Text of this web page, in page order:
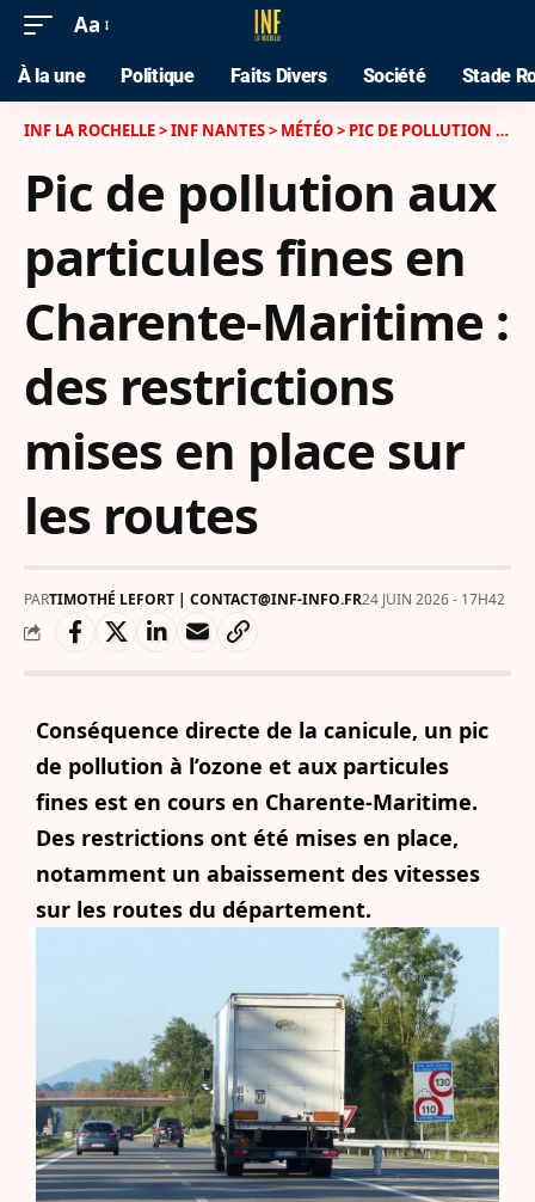
Aa
À la une Politique Faits Divers Société Stade
INF LA ROCHELLE>INF NANTES> MÉTÉO> PIC DE POLLUTION AUX PARTICULES FINES EN CHARENTE-MARITIME : DES RESTRICTIONS MISES EN PLACE SUR LES ROUTES
Pic de pollution aux
particules fines en
Charente-Maritime :
des restrictions
mises en place sur
les routes
PARTIMOTHÉ LEFORT | CONTACT@INF-INFO.FR24 JUIN 2026 - 17H42
Conséquence directe de la canicule, un pic
de pollution à l’ozone et aux particules
fines est en cours en Charente-Maritime.
Des restrictions ont été mises en place,
notamment un abaissement des vitesses
sur les routes du département.